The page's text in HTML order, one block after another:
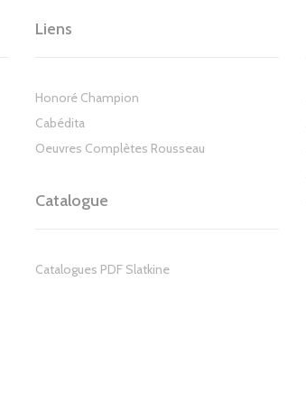
Liens
Honoré Champion
Cabédita
Oeuvres Complètes Rousseau
Catalogue
Catalogues PDF Slatkine